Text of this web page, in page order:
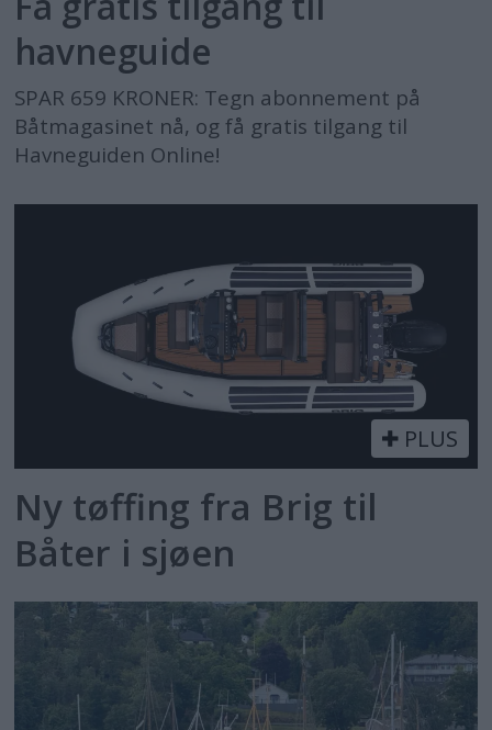
havneguide
SPAR 659 KRONER: Tegn abonnement på
Båtmagasinet nå, og få gratis tilgang til
Havneguiden Online!
PLUS
Ny tøffing fra Brig til
Båter i sjøen